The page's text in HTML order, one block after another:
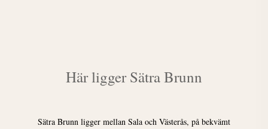
Här ligger Sätra Brunn
Sätra Brunn ligger mellan Sala och Västerås, på bekvämt